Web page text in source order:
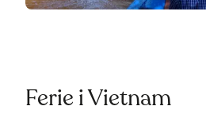
Ferie i Vietnam